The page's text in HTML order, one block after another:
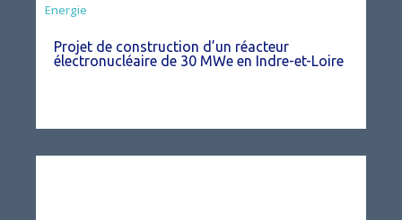
Energie
Projet de construction d’un réacteur
électronucléaire de 30 MWe en Indre-et-Loire